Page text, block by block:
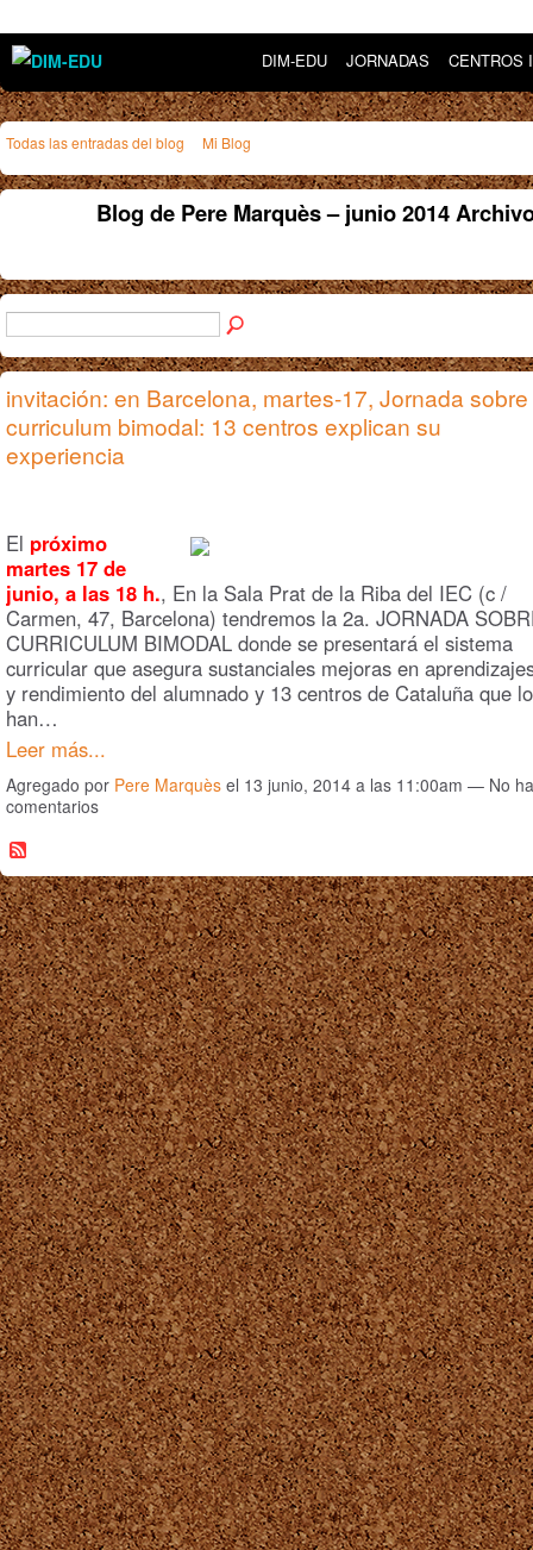
DIM-EDU JORNADAS CENTROS
Todas las entradas del blog Mi Blog
Blog de Pere Marquès – junio 2014
invitación: en Barcelona, martes-17, Jornada sobre
curriculum bimodal: 13 centros explican su
experiencia
El próximo
martes 17 de
junio, a las 18 h., En la Sala Prat de la Riba del IEC (c /
Carmen, 47, Barcelona) tendremos la 2a. JORNADA
CURRICULUM BIMODAL donde se presentará el sistema
curricular que asegura sustanciales mejoras en
y rendimiento del alumnado y 13 centros de Cataluña que lo
han…
Leer más...
Agregado por Pere Marquès el 13 junio, 2014 a las 11:00am — No
comentarios